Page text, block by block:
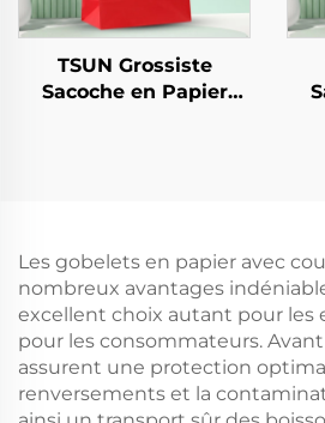
TSUN Grossiste
Sacoche en Papier
Carton d'Expédition
Les gobelets en papier avec
nombreux avantages
excellent choix autant pour les
pour les consommateurs.
assurent une protection
renversements et la